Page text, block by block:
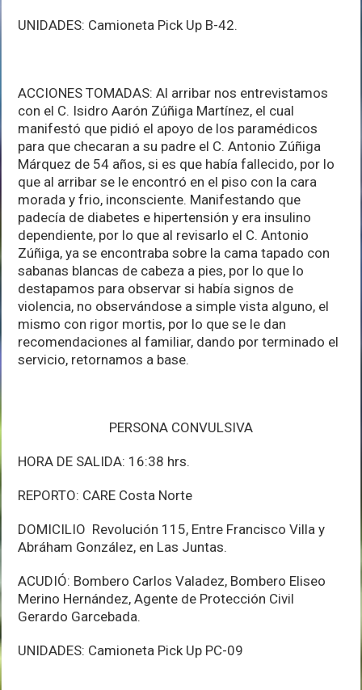
UNIDADES: Camioneta Pick Up B-42.
ACCIONES TOMADAS: Al arribar nos entrevistamos
con el C. Isidro Aarón Zúñiga Martínez, el cual
manifestó que pidió el apoyo de los paramédicos
para que checaran a su padre el C. Antonio Zúñiga
Márquez de 54 años, si es que había fallecido, por lo
que al arribar se le encontró en el piso con la cara
morada y frio, inconsciente. Manifestando que
padecía de diabetes e hipertensión y era insulino
dependiente, por lo que al revisarlo el C. Antonio
Zúñiga, ya se encontraba sobre la cama tapado con
sabanas blancas de cabeza a pies, por lo que lo
destapamos para observar si había signos de
violencia, no observándose a simple vista alguno, el
mismo con rigor mortis, por lo que se le dan
recomendaciones al familiar, dando por terminado el
servicio, retornamos a base.
PERSONA CONVULSIVA
HORA DE SALIDA: 16:38 hrs.
REPORTO: CARE Costa Norte
DOMICILIO Revolución 115, Entre Francisco Villa y
Abráham González, en Las Juntas.
ACUDIÓ: Bombero Carlos Valadez, Bombero Eliseo
Merino Hernández, Agente de Protección Civil
Gerardo Garcebada.
UNIDADES: Camioneta Pick Up PC-09